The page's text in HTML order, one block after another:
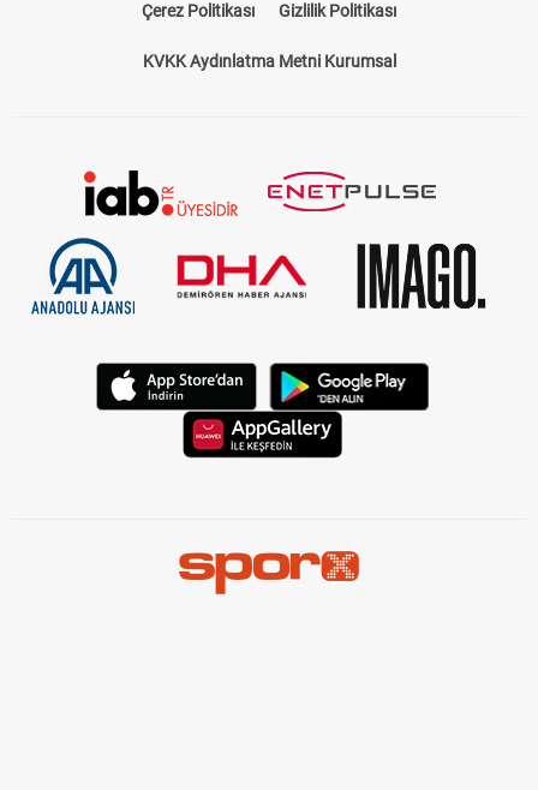
Çerez Politikası Gizlilik Politikası
KVKK Aydınlatma Metni Kurumsal